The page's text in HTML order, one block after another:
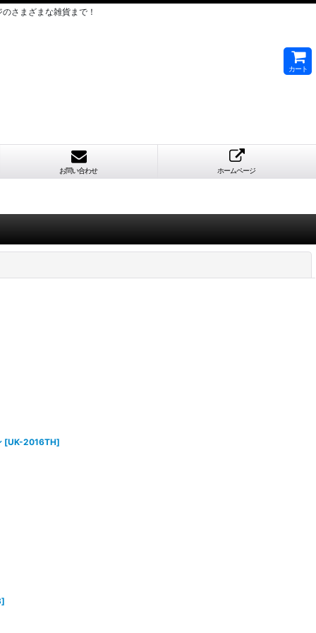
さまざまな雑貨まで！
カート
お問い合わせ ホームページ
[UK-2016TH]
]